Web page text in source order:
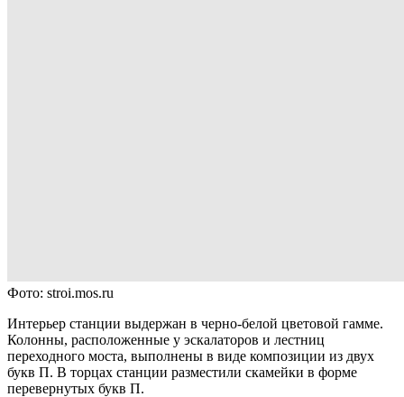
Фото: stroi.mos.ru
Интерьер станции выдержан в черно-белой цветовой гамме.
Колонны, расположенные у эскалаторов и лестниц
переходного моста, выполнены в виде композиции из двух
букв П. В торцах станции разместили скамейки в форме
перевернутых букв П.